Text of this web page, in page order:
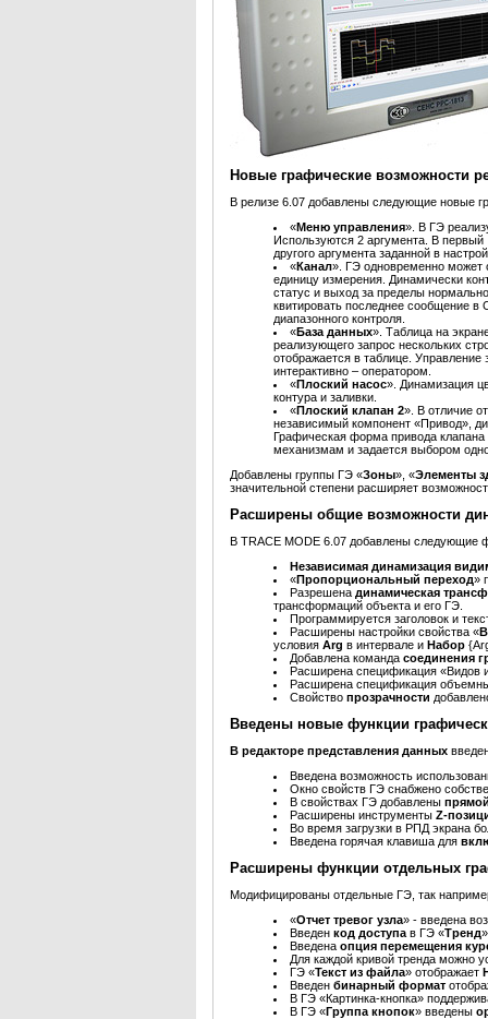
Новые графические возможности
В релизе 6.07 добавлены следующие новые
«Меню управления». В ГЭ
Используются 2 аргумента. В
другого аргумента заданной в
«Канал». ГЭ одновременно может
единицу измерения. Динамически
статус и выход за пределы
квитировать последнее сообщение в
диапазонного контроля.
«База данных». Таблица на
реализующего запрос нескольких
отображается в таблице.
интерактивно – оператором.
«Плоский насос». Динамизация
контура и заливки.
«Плоский клапан 2». В отличие
независимый компонент «Привод»,
Графическая форма привода
механизмам и задается выбором
Добавлены группы ГЭ «Зоны», «Элементы
значительной степени расширяет
Расширены общие возможности
В TRACE MODE 6.07 добавлены следующие
Независимая динамизация
«Пропорциональный переход»
Разрешена динамическая
трансформаций объекта и его ГЭ.
Программируется заголовок и
Расширены настройки свойства «
условия Arg в интервале и Набор
Добавлена команда соединения
Расширена спецификация «Видов
Расширена спецификация
Свойство прозрачности
Введены новые функции
В редакторе представления данных
Введена возможность
Окно свойств ГЭ снабжено
В свойствах ГЭ добавлены
Расширены инструменты Z-
Во время загрузки в РПД экрана
Введена горячая клавиша для
Расширены функции отдельных
Модифицированы отдельные ГЭ, так
«Отчет тревог узла» - введена
Введен код доступа в ГЭ «Тренд
Введена опция перемещения
Для каждой кривой тренда можно
ГЭ «Текст из файла» отображает
Введен бинарный формат
В ГЭ «Картинка-кнопка»
В ГЭ «Группа кнопок» введены